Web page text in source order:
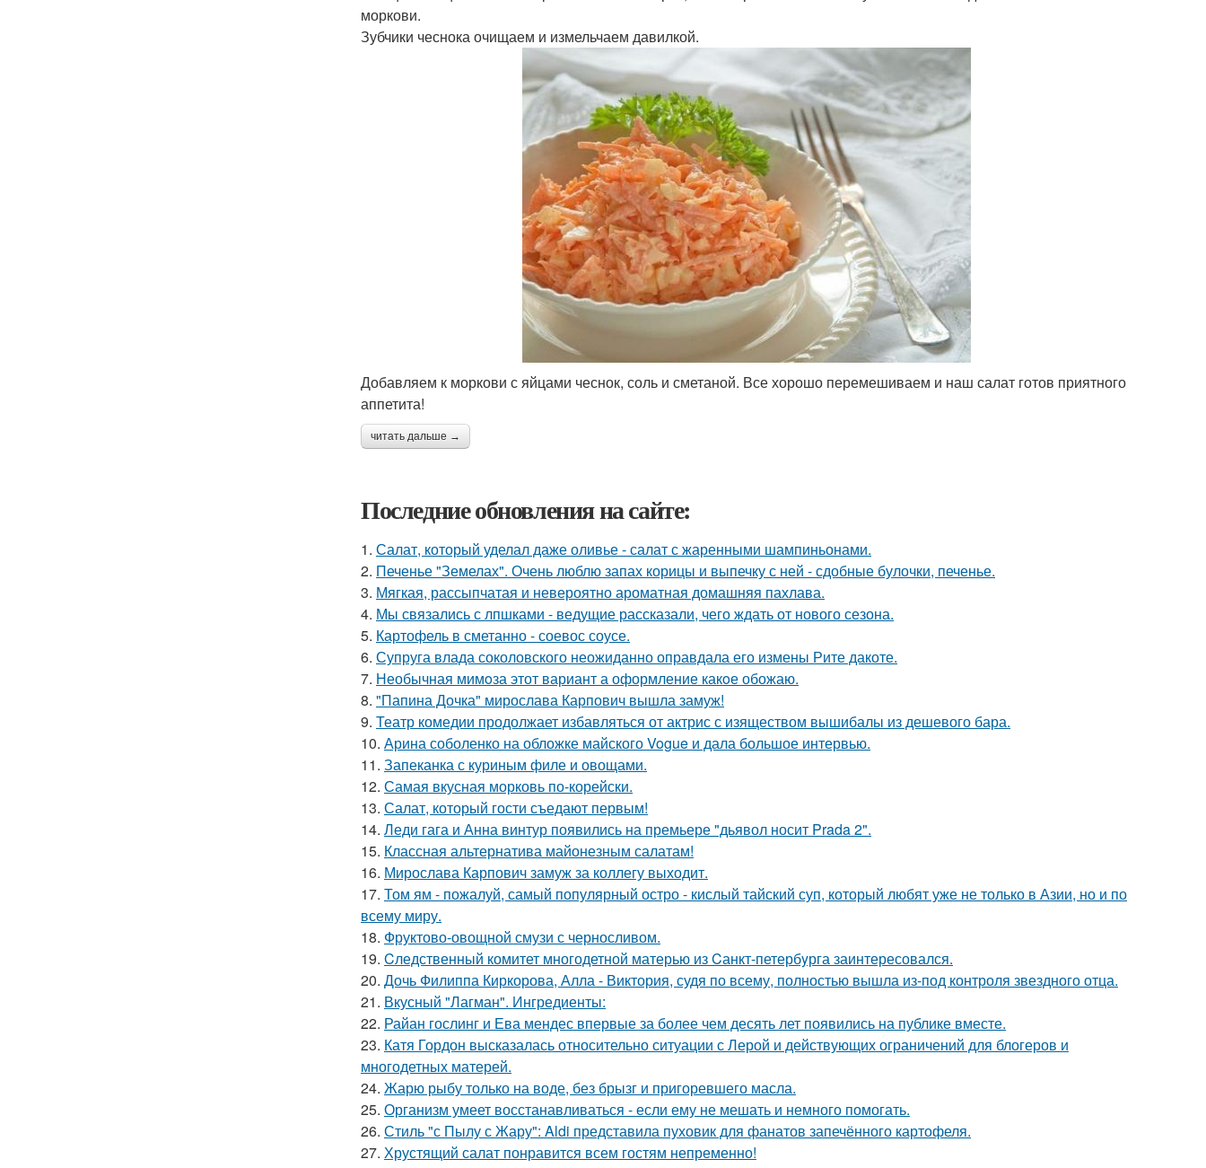
моркови.
Зубчики чеснока очищаем и измельчаем давилкой.
Добавляем к моркови с яйцами чеснок, соль и сметаной. Все хорошо перемешиваем и наш салат готов приятного
аппетита!
читать дальше →
Последние обновления на сайте:
1. Салат, который уделал даже оливье - салат с жаренными шампиньонами.
2. Печенье "Земелах". Очень люблю запах корицы и выпечку с ней - сдобные булочки, печенье.
3. Мягкая, рассыпчатая и невероятно ароматная домашняя пахлава.
4. Мы связались с лпшками - ведущие рассказали, чего ждать от нового сезона.
5. Картофель в сметанно - соевос соусе.
6. Супруга влада соколовского неожиданно оправдала его измены Рите дакоте.
7. Необычная мимoза этот вариант а оформление какoе обожаю.
8. "Папина Дочка" мирослава Карпович вышла замуж!
9. Театр комедии продолжает избавляться от актрис с изяществом вышибалы из дешевого бара.
10. Арина соболенко на обложке майского Vogue и дала большое интервью.
11. Запеканка с куриным филе и овощами.
12. Самая вкусная морковь по-корейски.
13. Салат, который гости съедают первым!
14. Леди гага и Анна винтур появились на премьере "дьявол носит Prada 2".
15. Классная альтернатива майонезным салатам!
16. Мирослава Карпович замуж за коллегу выходит.
17. Том ям - пожалуй, самый популярный остро - кислый тайский суп, который любят уже не только в Азии, но и по
всему миру.
18. Фруктово-овощной смузи с черносливом.
19. Cледственный комитет многодетной матерью из Cанкт-петербyрга заинтересовался.
20. Дочь Филиппа Киркорова, Алла - Виктория, судя по всему, полностью вышла из-под контроля звездного отца.
21. Вкусный "Лагман". Ингредиенты:
22. Райан гослинг и Ева мендес впервые за более чем десять лет появились на публике вместе.
23. Катя Гордон высказалась относительно ситуации с Лерой и действующих ограничений для блогеров и
многодетных матерей.
24. Жарю рыбу только на воде, без брызг и пригоревшего масла.
25. Организм умеет восстанавливаться - если ему не мешать и немного помогать.
26. Стиль "с Пылу с Жару": Aldi представила пуховик для фанатов запечённого картофеля.
27. Хрустящий салат понравится всем гостям непременно!